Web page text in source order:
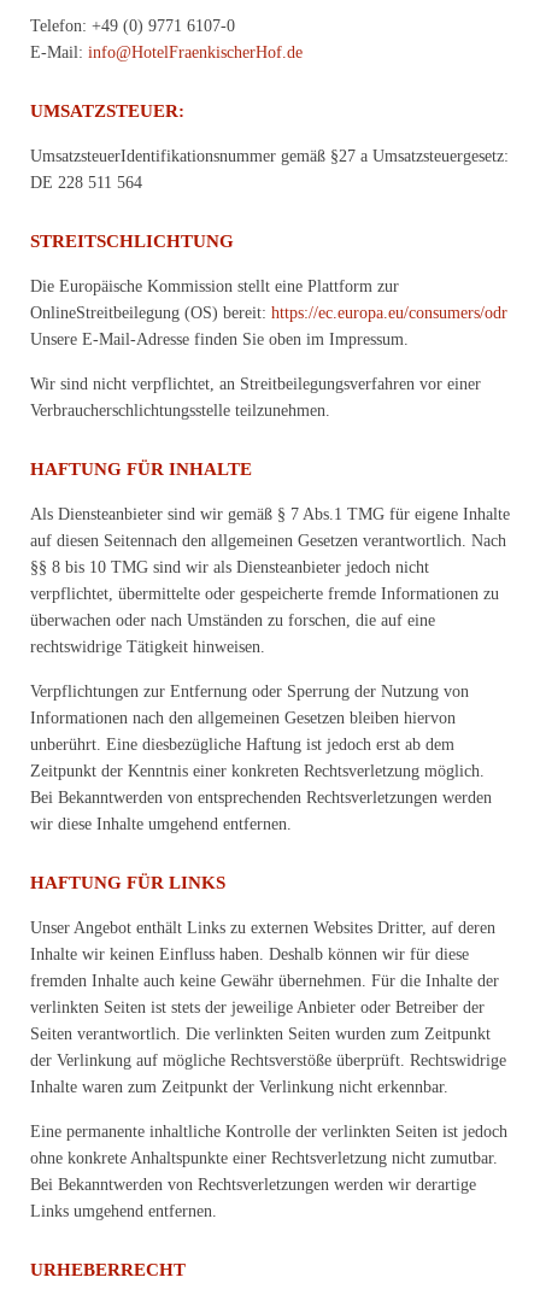
Telefon: +49 (0) 9771 6107-0
E-Mail: info@HotelFraenkischerHof.de
UMSATZSTEUER:
UmsatzsteuerIdentifikationsnummer gemäß §27 a Umsatzsteuergesetz:
DE 228 511 564
STREITSCHLICHTUNG
Die Europäische Kommission stellt eine Plattform zur
OnlineStreitbeilegung (OS) bereit: https://ec.europa.eu/consumers/odr
Unsere E-Mail-Adresse finden Sie oben im Impressum.
Wir sind nicht verpflichtet, an Streitbeilegungsverfahren vor einer
Verbraucherschlichtungsstelle teilzunehmen.
HAFTUNG FÜR INHALTE
Als Diensteanbieter sind wir gemäß § 7 Abs.1 TMG für eigene Inhalte
auf diesen Seitennach den allgemeinen Gesetzen verantwortlich. Nach
§§ 8 bis 10 TMG sind wir als Diensteanbieter jedoch nicht
verpflichtet, übermittelte oder gespeicherte fremde Informationen zu
überwachen oder nach Umständen zu forschen, die auf eine
rechtswidrige Tätigkeit hinweisen.
Verpflichtungen zur Entfernung oder Sperrung der Nutzung von
Informationen nach den allgemeinen Gesetzen bleiben hiervon
unberührt. Eine diesbezügliche Haftung ist jedoch erst ab dem
Zeitpunkt der Kenntnis einer konkreten Rechtsverletzung möglich.
Bei Bekanntwerden von entsprechenden Rechtsverletzungen werden
wir diese Inhalte umgehend entfernen.
HAFTUNG FÜR LINKS
Unser Angebot enthält Links zu externen Websites Dritter, auf deren
Inhalte wir keinen Einfluss haben. Deshalb können wir für diese
fremden Inhalte auch keine Gewähr übernehmen. Für die Inhalte der
verlinkten Seiten ist stets der jeweilige Anbieter oder Betreiber der
Seiten verantwortlich. Die verlinkten Seiten wurden zum Zeitpunkt
der Verlinkung auf mögliche Rechtsverstöße überprüft. Rechtswidrige
Inhalte waren zum Zeitpunkt der Verlinkung nicht erkennbar.
Eine permanente inhaltliche Kontrolle der verlinkten Seiten ist jedoch
ohne konkrete Anhaltspunkte einer Rechtsverletzung nicht zumutbar.
Bei Bekanntwerden von Rechtsverletzungen werden wir derartige
Links umgehend entfernen.
URHEBERRECHT